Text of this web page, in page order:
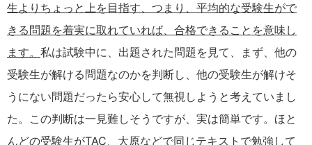
生よりちょっと上を目指す、つまり、平均的な受験生がで
きる問題を着実に取れていれば、合格できることを意味し
ます。 私は試験中に、出題された問題を見て、まず、他の
受験生が解ける問題なのかを判断し、他の受験生が解けそ
うにない問題だったら安心して無視しようと考えていまし
た。この判断は一見難しそうですが、実は簡単です。ほと
んどの受験生がTAC、大原などで同じテキストで勉強して